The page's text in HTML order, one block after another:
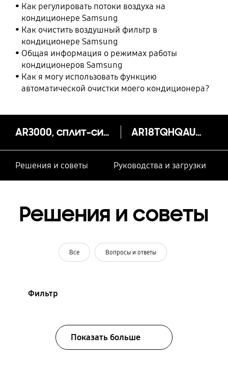
Как регулировать потоки воздуха на
кондиционере Samsung
Как очистить воздушный фильтр в
кондиционере Samsung
Общая информация о режимах работы
кондиционеров Samsung
Как я могу использовать функцию
автоматической очистки моего кондиционера?
AR3000, сплит-система 18000 БТЕ/ч AR18TQHQAURNER
Решения и советы Руководства и загрузки
Решения и советы
Все Вопросы и ответы
Фильтр
Показать больше